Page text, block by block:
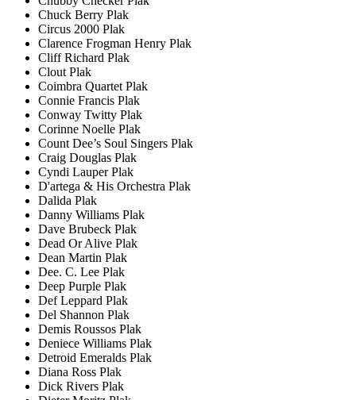
Chuck Berry Plak
Circus 2000 Plak
Clarence Frogman Henry Plak
Cliff Richard Plak
Clout Plak
Coimbra Quartet Plak
Connie Francis Plak
Conway Twitty Plak
Corinne Noelle Plak
Count Dee’s Soul Singers Plak
Craig Douglas Plak
Cyndi Lauper Plak
D'artega & His Orchestra Plak
Dalida Plak
Danny Williams Plak
Dave Brubeck Plak
Dead Or Alive Plak
Dean Martin Plak
Dee. C. Lee Plak
Deep Purple Plak
Def Leppard Plak
Del Shannon Plak
Demis Roussos Plak
Deniece Williams Plak
Detroid Emeralds Plak
Diana Ross Plak
Dick Rivers Plak